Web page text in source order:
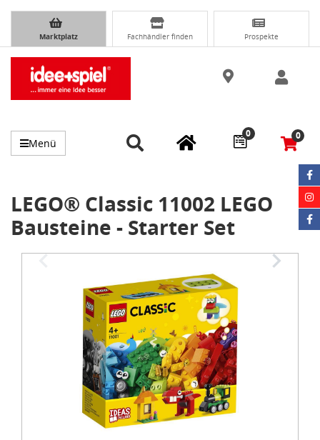
Marktplatz Fachhändler finden Prospekte
Menü
0 0
LEGO® Classic 11002 LEGO
Bausteine - Starter Set